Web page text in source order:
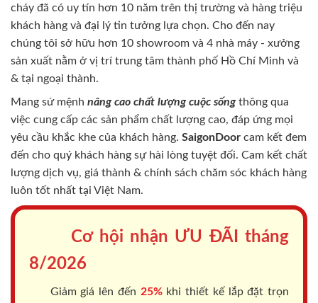
cháy đã có uy tín hơn 10 năm trên thị trường và hàng triệu
khách hàng và đại lý tin tưởng lựa chọn. Cho đến nay
chúng tôi sở hữu hơn 10 showroom và 4 nhà máy - xưởng
sản xuất nằm ở vị trí trung tâm thành phố Hồ Chí Minh và
& tại ngoại thành.
Mang sứ mệnh nâng cao chất lượng cuộc sốngthông qua
việc cung cấp các sản phẩm chất lượng cao, đáp ứng mọi
yêu cầu khắc khe của khách hàng. SaigonDoor cam kết đem
đến cho quý khách hàng sự hài lòng tuyệt đối. Cam kết chất
lượng dịch vụ, giá thành & chính sách chăm sóc khách hàng
luôn tốt nhất tại Việt Nam.
Cơ hội nhận ƯU ĐÃI tháng
8/2026
Giảm giá lên đến 25%khi thiết kế lắp đặt trọn